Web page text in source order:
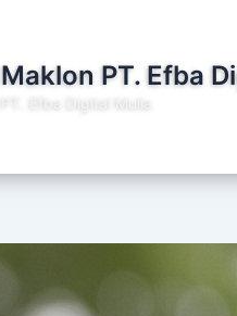
Maklon PT. Efba
PT. Efba Digital Mulia